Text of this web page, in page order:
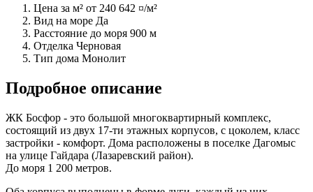
Цена за м² от 240 642 ¤/м²
Вид на море Да
Расстояние до моря 900 м
Отделка Черновая
Тип дома Монолит
Подробное описание
ЖК Босфор - это большой многоквартирный комплекс,
состоящий из двух 17-ти этажных корпусов, с цоколем, класс
застройки - комфорт. Дома расположены в поселке Дагомыс
на улице Гайдара (Лазаревский район).
До моря 1 200 метров.